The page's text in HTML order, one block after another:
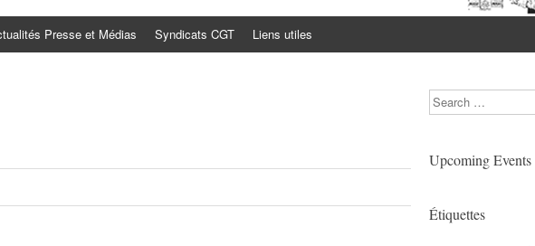
Presse et Médias Syndicats CGT Liens utiles
Search
Upcoming Events
Étiquettes